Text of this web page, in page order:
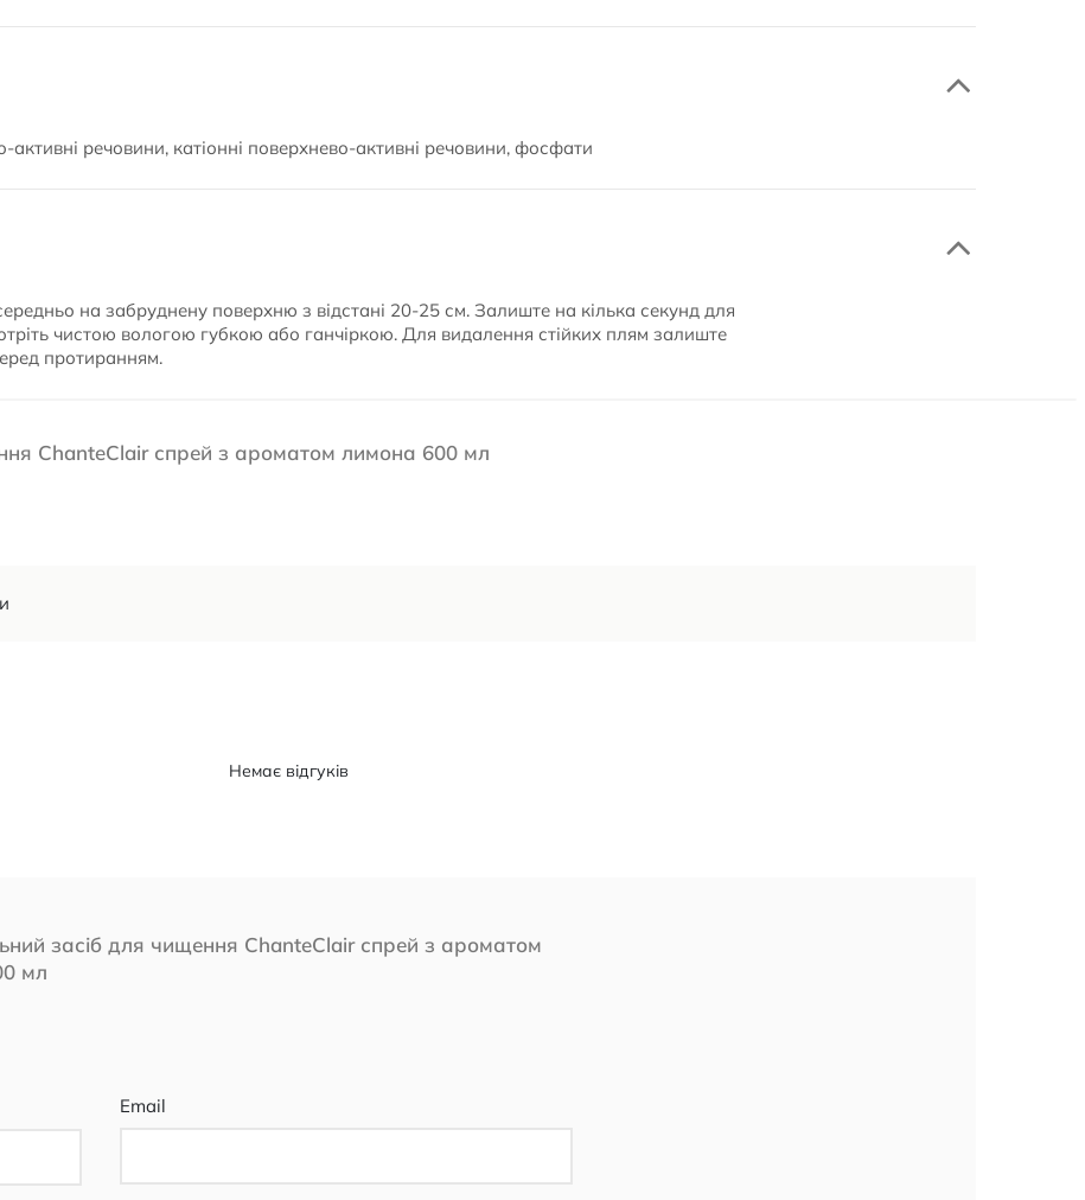
активні речовини, катіонні поверхнево-активні речовини, фосфати
на забруднену поверхню з відстані 20-25 см. Залиште на кілька секунд для
чистою вологою губкою або ганчіркою. Для видалення стійких плям залиште
протиранням.
ChanteClair спрей з ароматом лимона 600 мл
Немає відгуків
засіб для чищення ChanteClair спрей з ароматом
мл
Email